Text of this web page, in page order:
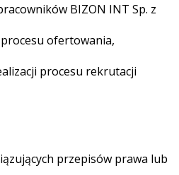
BIZON INT Sp. z
procesu ofertowania,
procesu rekrutacji
przepisów prawa lub